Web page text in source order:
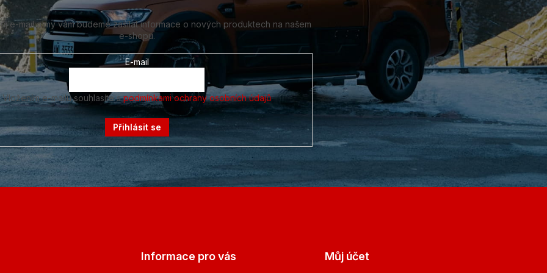
e-mail a my vám budeme zasílat informace o nových produktech na našem
e-shopu.
E-mail
Vložením e-mailu souhlasíte spodmínkami ochrany osobních údajů
Přihlásit se
Informace pro vás Můj účet